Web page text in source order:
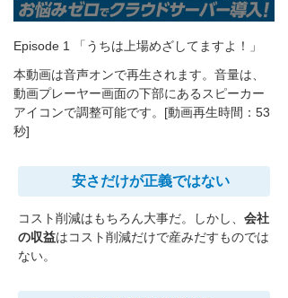
Episode 1 「うちは上場めざしてますよ！」
本動画は音声オンで再生されます。音量は、
動画プレーヤー画面の下部にあるスピーカー
アイコンで調整可能です。 [動画再生時間：53
秒]
安さだけが正義ではない
コスト削減はもちろん大事だ。しかし、 会社
の収益はコスト削減だけで産みだすものでは
ない。